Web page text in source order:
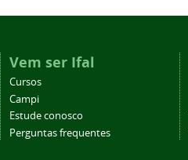
Vem ser Ifal
Cursos
Campi
Estude conosco
Perguntas frequentes